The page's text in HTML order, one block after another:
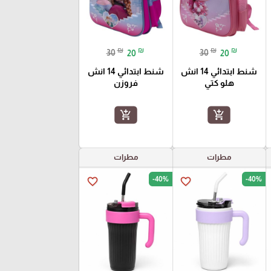
30 ₪ 20 ₪
شنط ابتدائي 14 انش
هلو كتي
add_shopping_cart
30 ₪ 20 ₪
شنط ابتدائي 14 انش
فروزن
add_shopping_cart
مطرات
favorite_border -40%
مطرات
favorite_border -40%